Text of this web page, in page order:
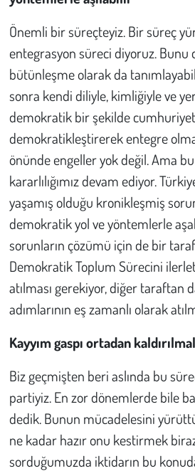
Önemli bir süreçteyiz. Bir süreç
entegrasyon süreci diyoruz.
bütünleşme olarak da
sonra kendi diliyle, kimliğiyle ve
demokratik bir şekilde
demokratikleştirerek entegre
önünde engeller yok değil. Ama
kararlılığımız devam ediyor.
yaşamış olduğu kronikleşmiş
demokratik yol ve yöntemlerle
sorunların çözümü için de bir
Demokratik Toplum Sürecini
atılması gerekiyor, diğer taraftan
adımlarının eş zamanlı olarak
Kayyım gaspı ortadan
Biz geçmişten beri aslında bu
partiyiz. En zor dönemlerde bile
dedik. Bunun mücadelesini
ne kadar hazır onu kestirmek
sorduğumuzda iktidarın bu